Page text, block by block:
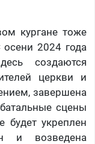
кургане тоже
2024 года
создаются
церкви и
завершена
сцены
будет укреплен
и возведена